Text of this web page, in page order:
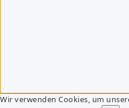
Wir verwenden Cookies, um